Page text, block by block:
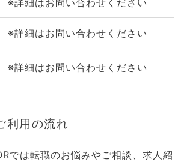
※詳細はお問い合わせください
※詳細はお問い合わせください
利用の流れ
では転職のお悩みやご相談、求人紹